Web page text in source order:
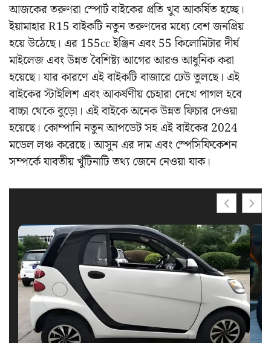
আজকের তরুণরা স্পোর্ট বাইকের প্রতি খুব আকর্ষিত হচ্ছে।
ইয়ামাহার R15 বাইকটি নতুন তরুণদের মধ্যে বেশ জনপ্রিয়
হয়ে উঠেছে। এর 155cc ইঞ্জিন এবং 55 কিলোমিটার দীর্ঘ
মাইলেজ এবং উন্নত বৈশিষ্ট্য আগের আরও আধুনিক করা
হয়েছে। যার কারণে এই বাইকটি বাজারে ঢেউ তুলছে। এই
বাইকের স্টাইলিশ এবং আকর্ষণীয় চেহারা দেখে পাগল হবে
বাচ্চা থেকে বুড়ো। এই বাইকে অনেক উন্নত ফিচার দেওয়া
হয়েছে। কোম্পানি নতুন আপডেট সহ এই বাইকের 2024
মডেল লঞ্চ করেছে। আসুন এর দাম এবং স্পেসিফিকেশন
সম্পর্কে যাবতীয় খুঁটিনাটি তথ্য জেনে নেওয়া যাক।